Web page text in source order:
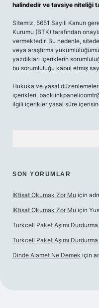
halindedir ve tavsiye niteliği
Sitemiz, 5651 Sayılı Kanun
Kurumu (BTK) tarafından
vermektedir. Bu nedenle,
veya araştırma
yazdıkları içeriklerin
bu sorumluluğu kabul etmiş
Hukuka ve yasal
içerikleri,
ilgili içerikler yasal süre
SON YORUMLAR
İKtisat Okumak Zor Mu için
İKtisat Okumak Zor Mu için
Turkcell Paket Aşımı
Turkcell Paket Aşımı
Dinde Alamet Ne Demek için